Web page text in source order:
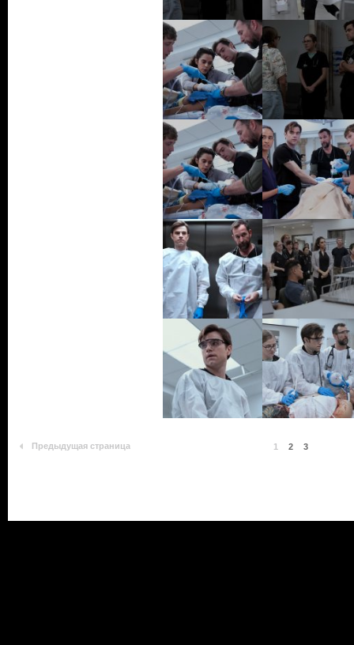
Предыдущая страница 1 2 3